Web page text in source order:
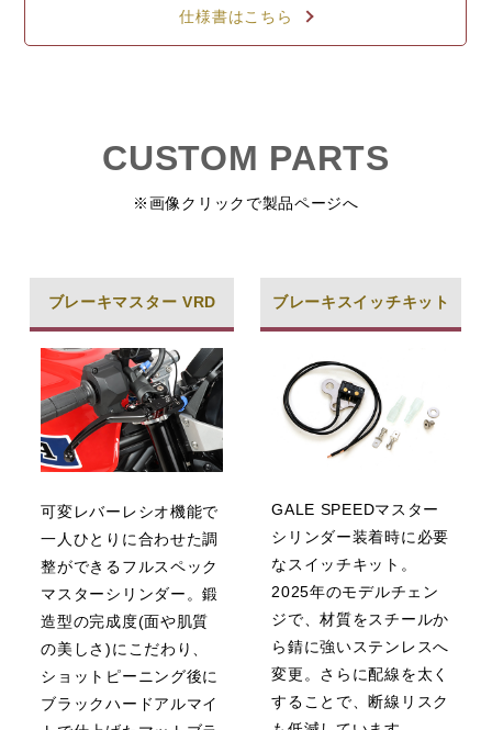
仕様書はこちら
CUSTOM PARTS
※画像クリックで製品ページへ
ブレーキマスター VRD
可変レバーレシオ機能で
一人ひとりに合わせた調
整ができるフルスペック
マスターシリンダー。鍛
造型の完成度(面や肌質
の美しさ)にこだわり、
ショットピーニング後に
ブラックハードアルマイ
ブレーキスイッチキット
GALE SPEEDマスター
シリンダー装着時に必要
なスイッチキット。
2025年のモデルチェン
ジで、材質をスチールか
ら錆に強いステンレスへ
変更。さらに配線を太く
することで、断線リスク